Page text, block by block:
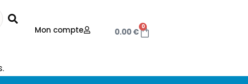
Mon compte 0.00€
0